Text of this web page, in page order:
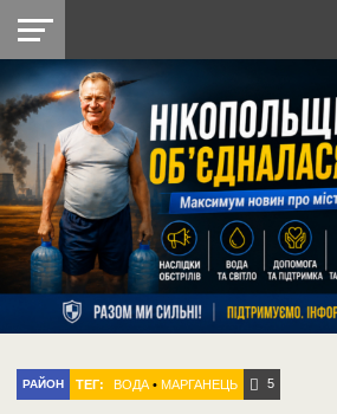
НІКОПОЛЬ
РАЙОН
СІЧЕСЛАВСЬКА
УКРАЇНА
РЕТРО
НІКОПОЛЬ
ЛАЙТ
УКРАЇНА
ДОПОМОГА
РАДІО
РАЙОН ТЕГ: ВОДА •МАРГАНЕЦЬ 5